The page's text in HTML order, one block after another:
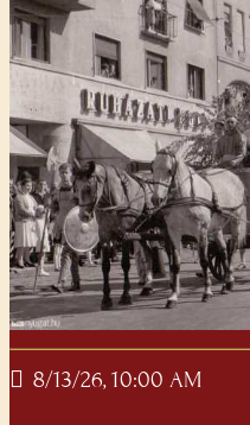
8/13/26, 10:00 AM